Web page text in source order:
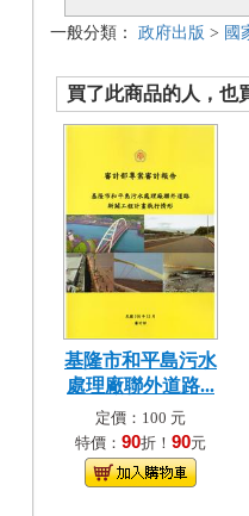
一般分類： 政府出版 > 國
買了此商品的人，也
基隆市和平島污水
處理廠聯外道路...
定價：100 元
特價： 90折！ 90元